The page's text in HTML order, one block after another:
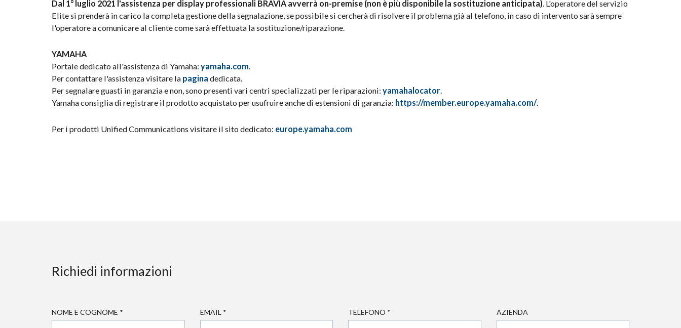
Dal 1° luglio 2021 l'assistenza per display professionali BRAVIA avverrà on-premise (non è più disponibile la sostituzione anticipata). L'operatore del servizio
Elite si prenderà in carico la completa gestione della segnalazione, se possibile si cercherà di risolvere il problema già al telefono, in caso di intervento sarà sempre
l'operatore a comunicare al cliente come sarà effettuata la sostituzione/riparazione.
YAMAHA
Portale dedicato all'assistenza di Yamaha: yamaha.com.
Per contattare l'assistenza visitare la pagina dedicata.
Per segnalare guasti in garanzia e non, sono presenti vari centri specializzati per le riparazioni: yamahalocator.
Yamaha consiglia di registrare il prodotto acquistato per usufruire anche di estensioni di garanzia: https://member.europe.yamaha.com/.
Per i prodotti Unified Communications visitare il sito dedicato: europe.yamaha.com
Richiedi informazioni
NOME E COGNOME * EMAIL * TELEFONO * AZIENDA